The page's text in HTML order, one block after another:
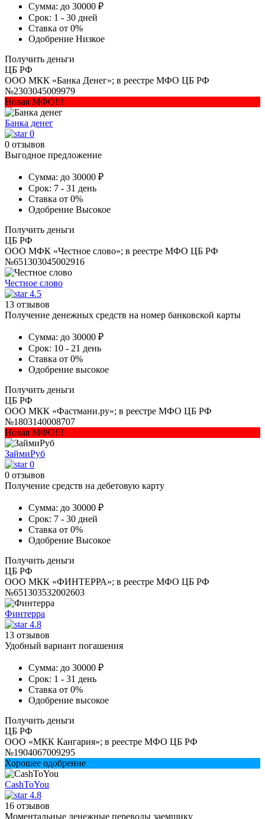
Сумма: до 30000 ₽
Срок: 1 - 30 дней
Ставка от 0%
Одобрение Низкое
Получить деньги
ЦБ РФ
ООО МКК «Банка Денег»; в реестре МФО ЦБ РФ
№2303045009979
Новая МФО!!!
Банка денег
0
0 отзывов
Выгодное предложение
Сумма: до 30000 ₽
Срок: 7 - 31 день
Ставка от 0%
Одобрение Высокое
Получить деньги
ЦБ РФ
ООО МФК «Честное слово»; в реестре МФО ЦБ РФ
№651303045002916
Честное слово
4.5
13 отзывов
Получение денежных средств на номер банковской карты
Сумма: до 30000 ₽
Срок: 10 - 21 день
Ставка от 0%
Одобрение высокое
Получить деньги
ЦБ РФ
ООО МКК «Фастмани.ру»; в реестре МФО ЦБ РФ
№1803140008707
Новая МФО!!!
ЗаймиРуб
0
0 отзывов
Получение средств на дебетовую карту
Сумма: до 30000 ₽
Срок: 7 - 30 дней
Ставка от 0%
Одобрение Высокое
Получить деньги
ЦБ РФ
ООО МКК «ФИНТЕРРА»; в реестре МФО ЦБ РФ
№651303532002603
Финтерра
4.8
13 отзывов
Удобный вариант погашения
Сумма: до 30000 ₽
Срок: 1 - 31 день
Ставка от 0%
Одобрение высокое
Получить деньги
ЦБ РФ
ООО «МКК Кангария»; в реестре МФО ЦБ РФ
№1904067009295
Хорошее одобрение
CashToYou
4.8
16 отзывов
Моментальные денежные переводы заемщику